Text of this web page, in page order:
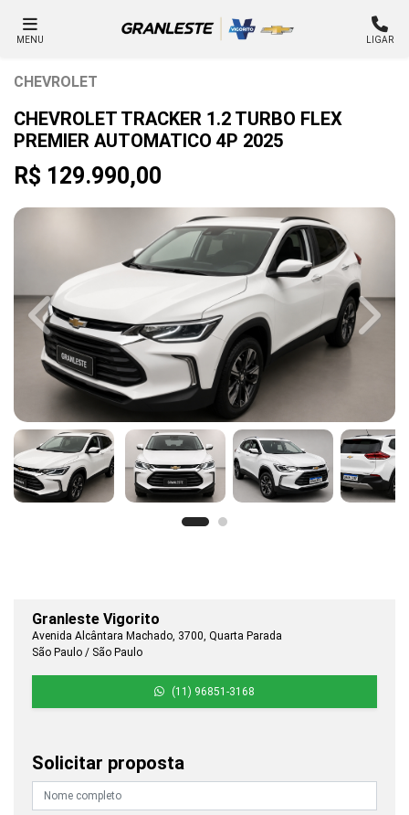
MENU LIGAR
CHEVROLET
CHEVROLET TRACKER 1.2 TURBO FLEX
PREMIER AUTOMATICO 4P 2025
R$ 129.990,00
Previous Next
Granleste Vigorito
Avenida Alcântara Machado, 3700, Quarta Parada
São Paulo / São Paulo
(11) 96851-3168
Solicitar proposta